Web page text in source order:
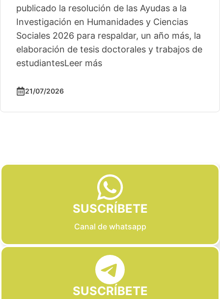
Albert llegará este verano a trece
localidades, con loLeer más
04/06/2026
SUSCRÍBETE
Canal de whatsapp
SUSCRÍBETE